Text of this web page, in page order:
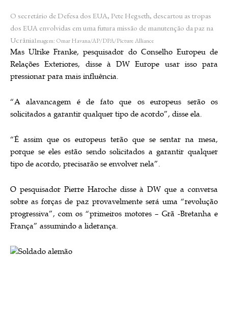
O secretário de Defesa dos EUA, Pete Hegseth, descartou as tropas
dos EUA envolvidas em uma futura missão de manutenção da paz na
UcrâniaImagem: Omar Havana/AP/DPA/Picture Alliance
Mas Ulrike Franke, pesquisador do Conselho Europeu de
Relações Exteriores, disse à DW Europe usar isso para
pressionar para mais influência.
“A alavancagem é de fato que os europeus serão os
solicitados a garantir qualquer tipo de acordo”, disse ela.
“É assim que os europeus terão que se sentar na mesa,
porque se eles estão sendo solicitados a garantir qualquer
tipo de acordo, precisarão se envolver nela”.
O pesquisador Pierre Haroche disse à DW que a conversa
sobre as forças de paz provavelmente será uma “revolução
progressiva”, com os “primeiros motores – Grã -Bretanha e
França” assumindo a liderança.